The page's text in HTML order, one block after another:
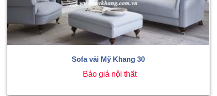
Sofa vải Mỹ Khang 30
Báo giá nội thất